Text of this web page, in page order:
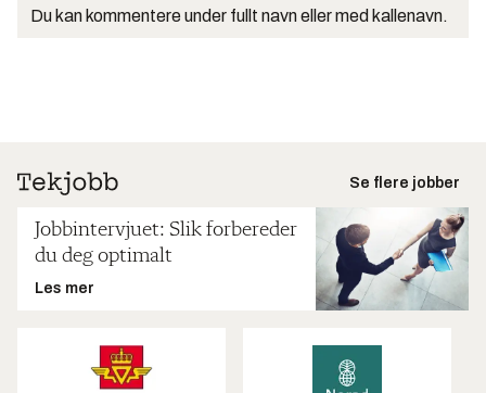
Du kan kommentere under fullt navn eller med kallenavn.
Se flere jobber
Jobbintervjuet: Slik forbereder
du deg optimalt
Les mer